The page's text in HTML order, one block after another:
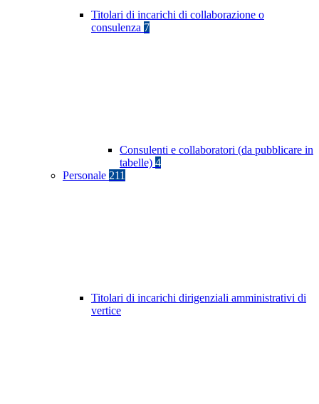
Titolari di incarichi di collaborazione o
consulenza 7
Consulenti e collaboratori (da pubblicare in
tabelle) 4
Personale 211
Titolari di incarichi dirigenziali amministrativi di
vertice